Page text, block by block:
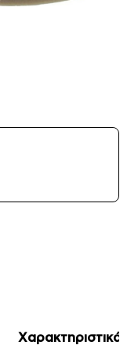
Χαρακτηριστικά